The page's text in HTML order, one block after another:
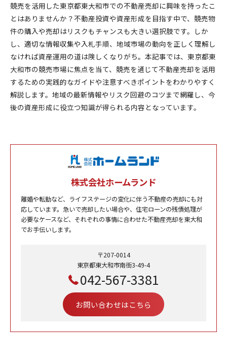
競売を活用した東京都東大和市での不動産売却に興味を持ったこ
とはありませんか？不動産投資や資産形成を目指す中で、競売物
件の購入や売却はリスクもチャンスも大きい選択肢です。しか
し、適切な情報収集や入札手順、地域市場の動向を正しく理解し
なければ資産運用の道は険しくなりがち。本記事では、東京都東
大和市の競売市場に焦点を当て、競売を通じて不動産売却を活用
するための実践的なガイドや注意すべきポイントをわかりやすく
解説します。地域の最新情報やリスク回避のコツまで網羅し、今
後の資産形成に役立つ知識が得られる内容となっています。
株式会社ホームランド
離婚や転勤など、ライフステージの変化に伴う不動産の売却にも対
応しています。急いで売却したい場合や、住宅ローンの残債処理が
必要なケースなど、それぞれの事情に合わせた不動産売却を東大和
でお手伝いします。
〒207-0014
東京都東大和市南街3-49-4
042-567-3381
お問い合わせはこちら